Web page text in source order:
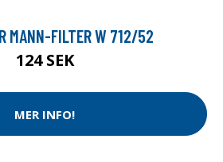
MANN-FILTER W 712/52
124 SEK
MER INFO!